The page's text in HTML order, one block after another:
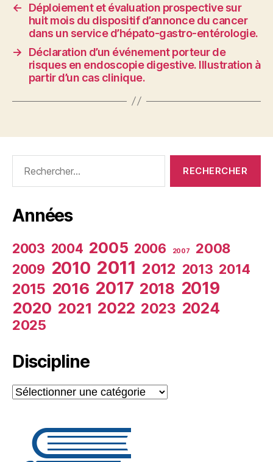
←
Déploiement et évaluation prospective sur
huit mois du dispositif d’annonce du cancer
dans un service d’hépato-gastro-entérologie.
→
Déclaration d’un événement porteur de
risques en endoscopie digestive. Illustration à
partir d’un cas clinique.
Années
2003 2004 2005 2006 2007
2008
2009 2010 2011 2012 2013 2014
2015 2016 2017 2018 2019
2020 2021 2022 2023 2024
2025
Discipline
Discipline